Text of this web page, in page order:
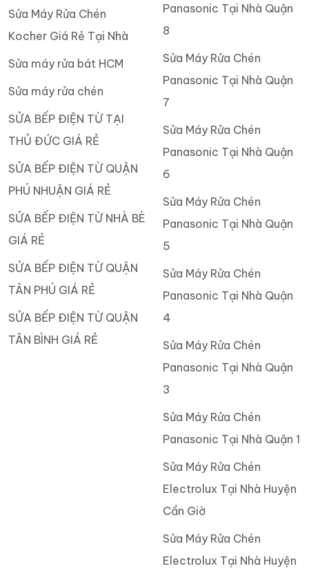
Sửa Máy Rửa Chén
Kocher Giá Rẻ Tại Nhà
Sửa máy rửa bát HCM
Sửa máy rửa chén
SỬA BẾP ĐIỆN TỪ TẠI
THỦ ĐỨC GIÁ RẺ
SỬA BẾP ĐIỆN TỪ QUẬN
PHÚ NHUẬN GIÁ RẺ
SỬA BẾP ĐIỆN TỪ NHÀ BÈ
GIÁ RẺ
SỬA BẾP ĐIỆN TỪ QUẬN
TÂN PHÚ GIÁ RẺ
SỬA BẾP ĐIỆN TỪ QUẬN
TÂN BÌNH GIÁ RẺ
Panasonic Tại Nhà Quận
8
Sửa Máy Rửa Chén
Panasonic Tại Nhà Quận
7
Sửa Máy Rửa Chén
Panasonic Tại Nhà Quận
6
Sửa Máy Rửa Chén
Panasonic Tại Nhà Quận
5
Sửa Máy Rửa Chén
Panasonic Tại Nhà Quận
4
Sửa Máy Rửa Chén
Panasonic Tại Nhà Quận
3
Sửa Máy Rửa Chén
Panasonic Tại Nhà Quận 1
Sửa Máy Rửa Chén
Electrolux Tại Nhà Huyện
Cần Giờ
Sửa Máy Rửa Chén
Electrolux Tại Nhà Huyện